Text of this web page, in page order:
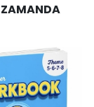
ZAMANDA